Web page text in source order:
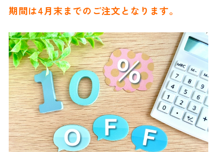
期間は4月末までのご注文となります。